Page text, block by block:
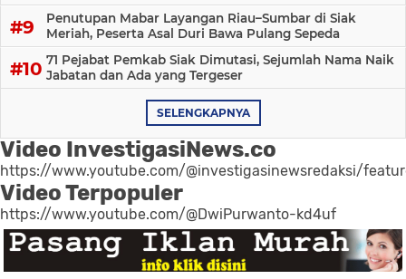
Penutupan Mabar Layangan Riau–Sumbar di Siak
Meriah, Peserta Asal Duri Bawa Pulang Sepeda
71 Pejabat Pemkab Siak Dimutasi, Sejumlah Nama Naik
Jabatan dan Ada yang Tergeser
SELENGKAPNYA
Video InvestigasiNews.co
https://www.youtube.com/@investigasinewsredaksi/
Video Terpopuler
https://www.youtube.com/@DwiPurwanto-kd4uf